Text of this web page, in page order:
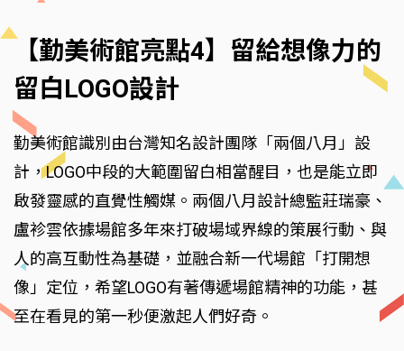
【勤美術館亮點4】留給想像力的
留白LOGO設計
勤美術館識別由台灣知名設計團隊「兩個八月」設
計，LOGO中段的大範圍留白相當醒目，也是能立即
啟發靈感的直覺性觸媒。兩個八月設計總監莊瑞豪、
盧袗雲依據場館多年來打破場域界線的策展行動、與
人的高互動性為基礎，並融合新一代場館「打開想
像」定位，希望LOGO有著傳遞場館精神的功能，甚
至在看見的第一秒便激起人們好奇。